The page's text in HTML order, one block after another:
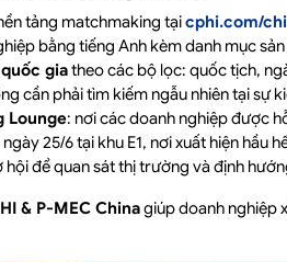
tảng matchmaking tạicphi.com/
bằng tiếng Anh kèm danh mục
giatheo các bộ lọc: quốc tịch,
cần phải tìm kiếm ngẫu nhiên tại sự
Lounge: nơi các doanh nghiệp được
25/6 tại khu E1, nơi xuất hiện hầu
hội để quan sát thị trường và định
& P-MEC Chinagiúp doanh nghiệp